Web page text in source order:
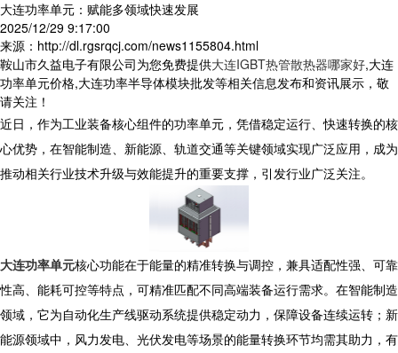
大连功率单元：赋能多领域快速发展
2025/12/29 9:17:00
来源：http://dl.rgsrqcj.com/news1155804.html
鞍山市久益电子有限公司为您免费提供大连IGBT热管散热器哪家好,大连
功率单元价格,大连功率半导体模块批发等相关信息发布和资讯展示，敬
请关注！
近日，作为工业装备核心组件的功率单元，凭借稳定运行、快速转换的核
心优势，在智能制造、新能源、轨道交通等关键领域实现广泛应用，成为
推动相关行业技术升级与效能提升的重要支撑，引发行业广泛关注。
大连功率单元核心功能在于能量的精准转换与调控，兼具适配性强、可靠
性高、能耗可控等特点，可精准匹配不同高端装备运行需求。在智能制造
领域，它为自动化生产线驱动系统提供稳定动力，保障设备连续运转；新
能源领域中，风力发电、光伏发电等场景的能量转换环节均需其助力，有